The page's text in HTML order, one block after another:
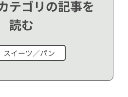
テゴリの記事を
読む
スイーツ／パン